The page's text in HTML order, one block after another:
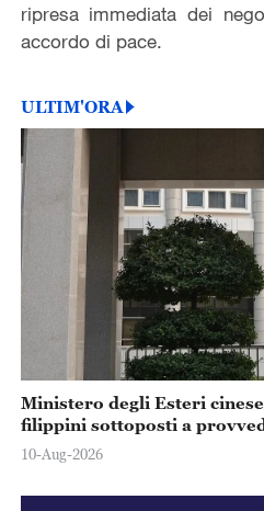
ripresa immediata dei
accordo di pace.
ULTIM'ORA
Ministero degli Esteri
filippini sottoposti a
per soggiorno e lavoro
10-Aug-2026